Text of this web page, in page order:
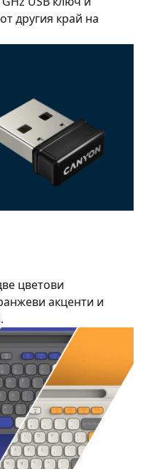
другия край на
цветови
акценти и